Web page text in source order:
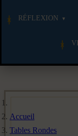
RÉFLEXION
Accueil
Tables Rondes